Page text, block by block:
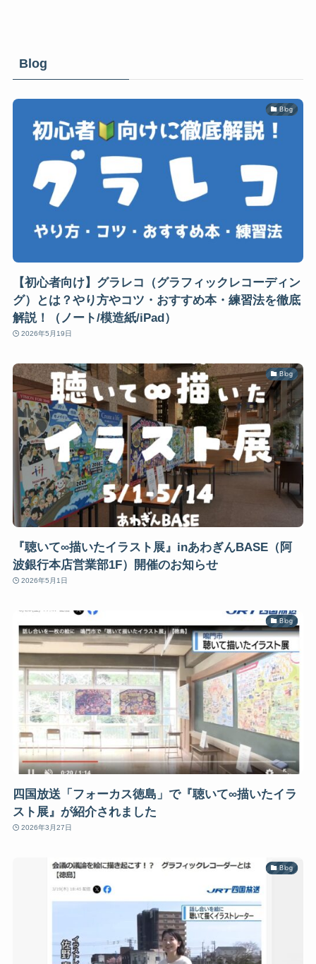
Blog
Blog
【初心者向け】グラレコ（グラフィックレコーディン
グ）とは？やり方やコツ・おすすめ本・練習法を徹底
解説！（ノート/模造紙/iPad）
2026年5月19日
Blog
『聴いて∞描いたイラスト展』inあわぎんBASE（阿
波銀行本店営業部1F）開催のお知らせ
2026年5月1日
Blog
四国放送「フォーカス徳島」で『聴いて∞描いたイラ
スト展』が紹介されました
2026年3月27日
Blog